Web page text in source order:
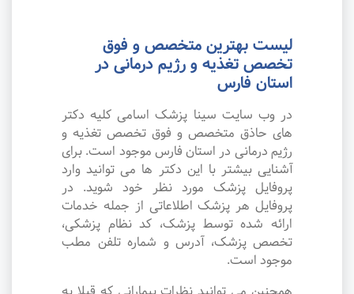
لیست بهترین متخصص و فوق
تخصص تغذیه و رژیم درمانی در
استان فارس
در وب سایت سینا پزشک اسامی کلیه دکتر
های حاذق متخصص و فوق تخصص تغذیه و
رژیم درمانی در استان فارس موجود است. برای
آشنایی بیشتر با این دکتر ها می توانید وارد
پروفایل پزشک مورد نظر خود شوید. در
پروفایل هر پزشک اطلاعاتی از جمله خدمات
ارائه شده توسط پزشک، کد نظام پزشکی،
تخصص پزشک، آدرس و شماره تلفن مطب
موجود است.